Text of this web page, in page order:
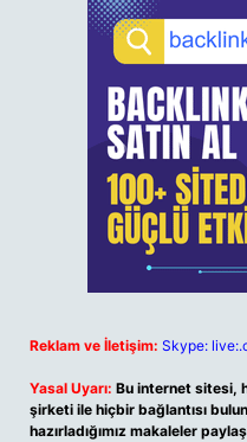
Reklam ve İletişim: Skype:
Yasal Uyarı: Bu internet sitesi,
şirketi ile hiçbir bağlantısı
hazırladığımız makaleler